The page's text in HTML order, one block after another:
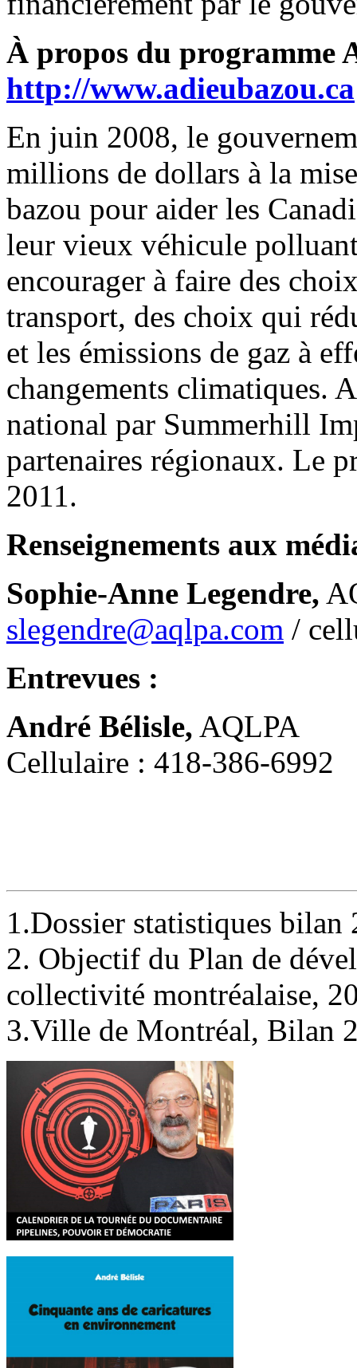
À propos du programme
http://www.adieubazou.ca
En juin 2008, le
millions de dollars à la
bazou pour aider les
leur vieux véhicule
encourager à faire des
transport, des choix qui
et les émissions de gaz à
changements climatiques.
national par Summerhill
partenaires régionaux. Le
2011.
Renseignements aux
Sophie-Anne Legendre,
slegendre@aqlpa.com /
Entrevues :
André Bélisle, AQLPA
Cellulaire : 418-386-6992
1.Dossier statistiques
2. Objectif du Plan de
collectivité montréalaise,
3.Ville de Montréal, Bilan